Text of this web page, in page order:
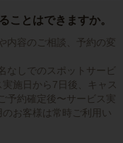
ことはできますか。
内容のご相談、予約の変
なしでのスポットサービ
施日から7日後、キャス
予約確定後〜サービス実
お客様は常時ご利用い